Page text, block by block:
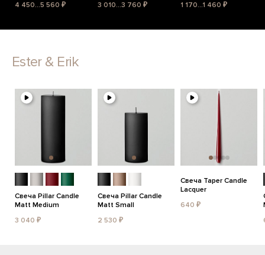
4 450...5 560 ₽
3 010...3 760 ₽
1 170...1 460 ₽
Ester & Erik
Свеча Pillar Candle
Matt Medium
3 040 ₽
Свеча Pillar Candle
Matt Small
2 530 ₽
Свеча Taper Candle
Lacquer
640 ₽